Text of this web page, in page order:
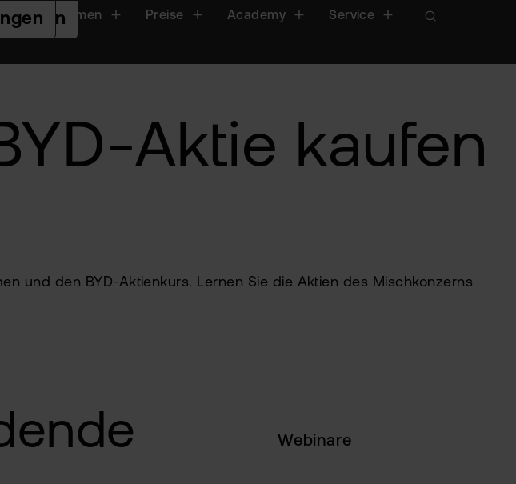
Plattformen Preise Academy Service
Aktie kaufen
und den BYD-Aktienkurs. Lernen Sie die Aktien des Mischkonzerns
Webinare